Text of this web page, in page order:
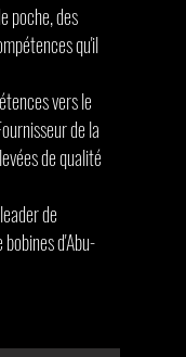
poche, des
qu'il
vers le
de la
de qualité
de
d'Abu-